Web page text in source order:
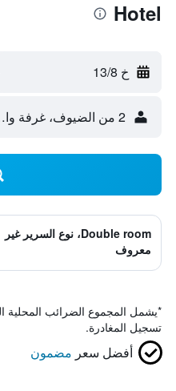
Hotel
خ 13/8
2 من الضيوف، غرفة واحدة
Double room، نوع السرير غير
معروف
*يشمل المجموع الضرائب المحلية
تسجيل المغادرة.
أفضل سعر مضمون